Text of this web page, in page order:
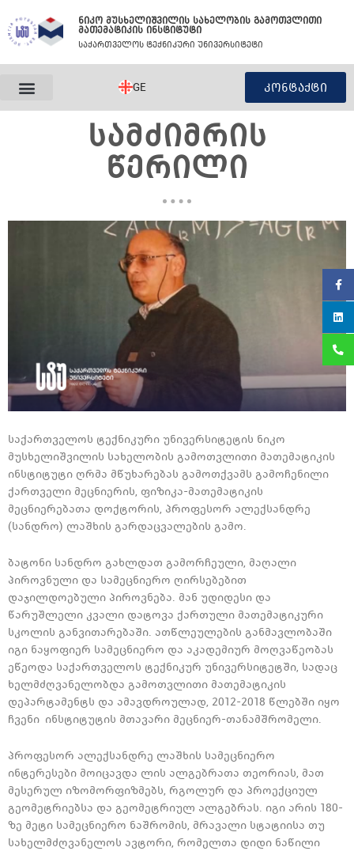
to
content
ნიკო მუსხელიშვილის სახელობის გამოთვლითი
მათემატიკის ინსტიტუტი
საქართველოს ტექნიკური უნივერსიტეტი
GE კონტაქტი
ᲡᲐᲛᲫᲘᲛᲠᲘᲡ
ᲬᲔᲠᲘᲚᲘ
საქართველოს ტექნიკური უნივერსიტეტის ნიკო
მუსხელიშვილის სახელობის გამოთვლითი მათემატიკის
ინსტიტუტი ღრმა მწუხარებას გამოთქვამს გამოჩენილი
ქართველი მეცნიერის, ფიზიკა-მათემატიკის
მეცნიერებათა დოქტორის, პროფესორ ალექსანდრე
(სანდრო) ლაშხის გარდაცვალების გამო.
ბატონი სანდრო გახლდათ გამორჩეული, მაღალი
პიროვნული და სამეცნიერო ღირსებებით
დაჯილდოებული პიროვნება. მან უდიდესი და
წარუშლელი კვალი დატოვა ქართული მათემატიკური
სკოლის განვითარებაში. ათწლეულების განმავლობაში
იგი ნაყოფიერ სამეცნიერო და აკადემიურ მოღვაწეობას
ეწეოდა საქართველოს ტექნიკურ უნივერსიტეტში, სადაც
ხელმძღვანელობდა გამოთვლითი მათემატიკის
დეპარტამენტს და ამავდროულად, 2012-2018 წლებში იყო
ჩვენი ინსტიტუტის მთავარი მეცნიერ-თანამშრომელი.
პროფესორ ალექსანდრე ლაშხის სამეცნიერო
ინტერესები მოიცავდა ლის ალგებრათა თეორიას, მათ
მესერულ იზომორფიზმებს, რგოლურ და პროექციულ
გეომეტრიებსა და გეომეტრიულ ალგებრას. იგი არის 180-
ზე მეტი სამეცნიერო ნაშრომის, მრავალი სტატიისა თუ
სახელმძღვანელოს ავტორი, რომელთა დიდი ნაწილი